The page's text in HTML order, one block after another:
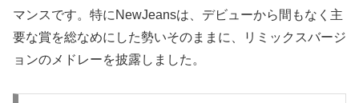
マンスです。特にNewJeansは、デビューから間もなく主
要な賞を総なめにした勢いそのままに、リミックスバージ
ョンのメドレーを披露しました。